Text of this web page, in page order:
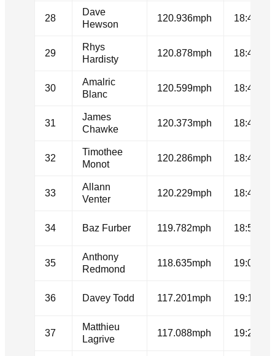
28
Dave
Hewson
120.936mph
29
Rhys
Hardisty
120.878mph
30
Amalric
Blanc
120.599mph
31
James
Chawke
120.373mph
32
Timothee
Monot
120.286mph
33
Allann
Venter
120.229mph
34 Baz Furber 119.782mph
35
Anthony
Redmond
118.635mph
36 Davey Todd 117.201mph
37
Matthieu
Lagrive
117.088mph